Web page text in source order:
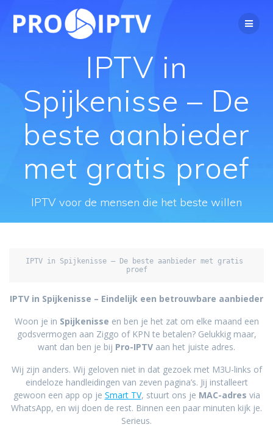
naar
de
IPTV in
Spijkenisse – De
beste aanbieder
met gratis proef
IPTV voor de mensen die het beste willen
IPTV in Spijkenisse – De beste aanbieder met gratis
IPTV in Spijkenisse – Eindelijk een betrouwbare aanbieder
Woon je in Spijkenisse en ben je het zat om elke maand een
godsvermogen aan Ziggo of KPN te betalen? Gelukkig maar,
want dan ben je bij Pro-IPTV aan het juiste adres.
Wij zijn anders. Wij geloven niet in dat gezoek met M3U-links of
eindeloze handleidingen van zeven pagina’s. Jij installeert
gewoon een app op je Smart TV, stuurt ons je MAC-adres via
WhatsApp, en wij doen de rest. Binnen een paar minuten kijk je.
Serieus.